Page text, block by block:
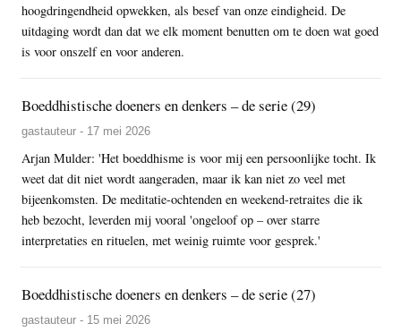
hoogdringendheid opwekken, als besef van onze eindigheid. De
uitdaging wordt dan dat we elk moment benutten om te doen wat goed
is voor onszelf en voor anderen.
Boeddhistische doeners en denkers – de serie (29)
gastauteur - 17 mei 2026
Arjan Mulder: 'Het boeddhisme is voor mij een persoonlijke tocht. Ik
weet dat dit niet wordt aangeraden, maar ik kan niet zo veel met
bijeenkomsten. De meditatie-ochtenden en weekend-retraites die ik
heb bezocht, leverden mij vooral 'ongeloof op – over starre
interpretaties en rituelen, met weinig ruimte voor gesprek.'
Boeddhistische doeners en denkers – de serie (27)
gastauteur - 15 mei 2026